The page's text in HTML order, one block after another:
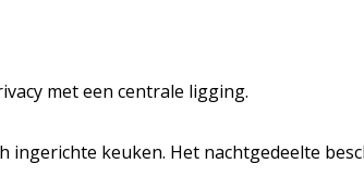
met een centrale ligging.
ingerichte keuken. Het nachtgedeelte